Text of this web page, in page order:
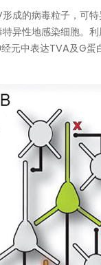
成的病毒粒子，可
异性地感染细胞。
元中表达TVA及G